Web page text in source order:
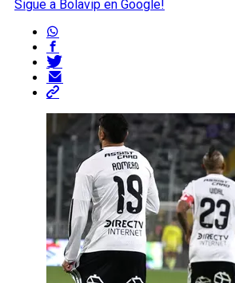
Sigue a Bolavip en Google!